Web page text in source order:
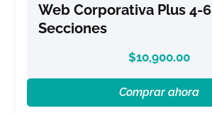
Web Corporativa Plus 4-6
Secciones
$10,900.00
Comprar ahora